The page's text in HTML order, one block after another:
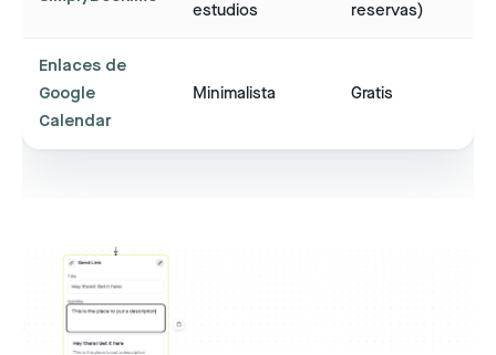
estudios
reservas)
Enlaces de
Google
Calendar
Minimalista Gratis